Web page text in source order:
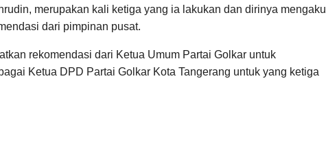
merupakan kali ketiga yang ia lakukan dan dirinya mengaku
dari pimpinan pusat.
rekomendasi dari Ketua Umum Partai Golkar untuk
Ketua DPD Partai Golkar Kota Tangerang untuk yang ketiga